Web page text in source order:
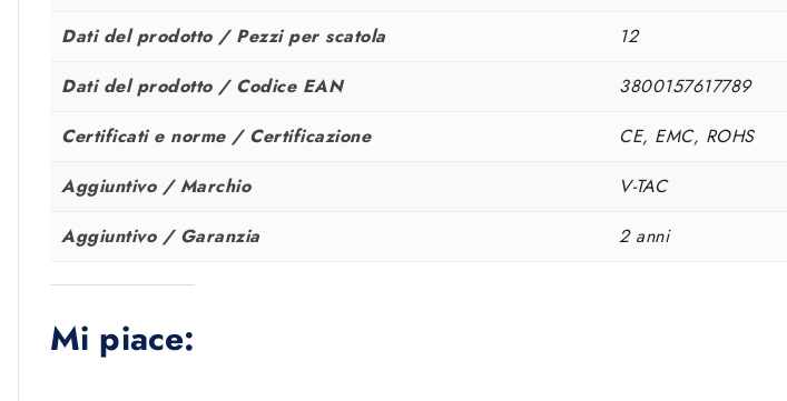
Dati del prodotto / Pezzi per scatola
12
Dati del prodotto / Codice EAN
3800157617789
Certificati e norme / Certificazione
CE, EMC, ROHS
Aggiuntivo / Marchio
V-TAC
Aggiuntivo / Garanzia
2 anni
Mi piace: